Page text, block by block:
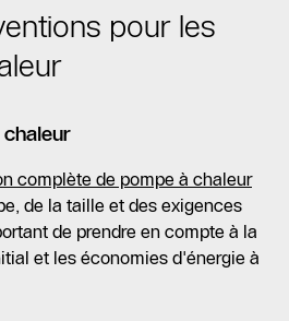
pour les
complète de pompe à chaleur
de la taille et des exigences
de prendre en compte à la
et les économies d'énergie à